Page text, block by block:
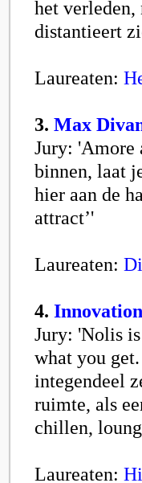
het
distantieert
Laureaten:
3. Max
Jury: 'Amore
binnen, laat
hier aan de
attract’'
Laureaten:
4.
Jury: 'Nolis
what you
integendeel
ruimte, als
chillen,
Laureaten: